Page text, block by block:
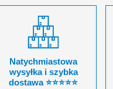
Natychmiastowa
wysyłka i szybka
dostawa ⭐⭐⭐⭐⭐